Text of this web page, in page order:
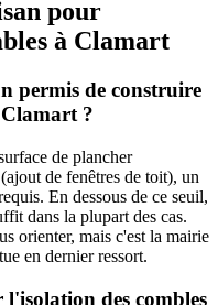
pour
à Clamart
permis de construire
Clamart ?
de plancher
de fenêtres de toit), un
En dessous de ce seuil,
dans la plupart des cas.
orienter, mais c'est la mairie
en dernier ressort.
des combles